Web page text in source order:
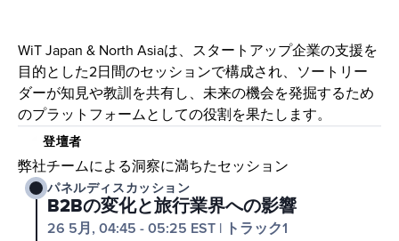
WiT Japan & North Asiaは、スタートアップ企業の支援を
目的とした2日間のセッションで構成され、ソートリー
ダーが知見や教訓を共有し、未来の機会を発掘するため
のプラットフォームとしての役割を果たします。
登壇者
弊社チームによる洞察に満ちたセッション
パネルディスカッション
B2Bの変化と旅行業界への影響
26 5月, 04:45 - 05:25 EST
トラック1